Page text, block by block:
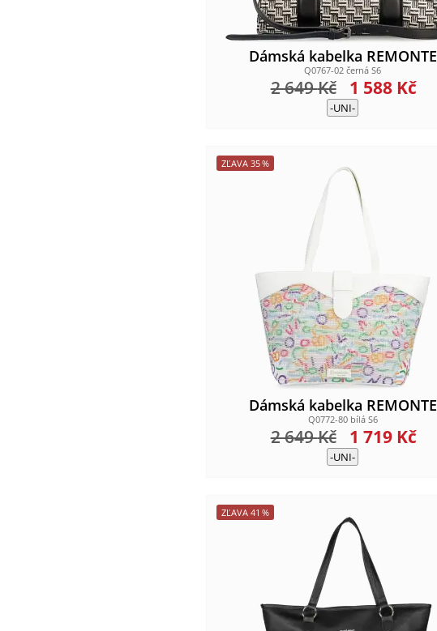
Dámská kabelka REMONTE
Q0767-02 černá S6
1 588 Kč
2 649Kč
-UNI-
ZĽAVA 35%
Dámská kabelka REMONTE
Q0772-80 bílá S6
1 719 Kč
2 649Kč
-UNI-
ZĽAVA 41 %